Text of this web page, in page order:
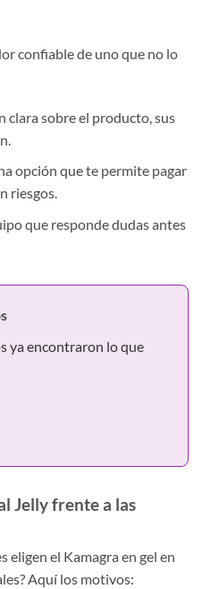
confiable de uno que no lo
clara sobre el producto, sus
opción que te permite pagar
riesgos.
que responde dudas antes
ya encontraron lo que
Jelly frente a las
eligen el Kamagra en gel en
Aquí los motivos: